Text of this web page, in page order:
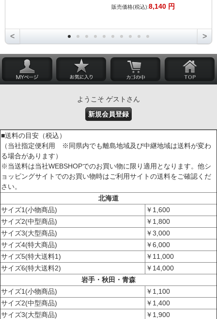
販売価格(税込):8,140 円
< >
ようこそ ゲストさん
新規会員登録
■送料の目安（税込）
（当社指定便利用 ※同県内でも離島地域及び中継地域は送料が変わ
る場合があります）
※当送料は当社WEBSHOPでのお買い物に限り適用となります。他シ
ョッピングサイトでのお買い物時はご利用サイトの送料をご確認くだ
さい。
北海道
サイズ1(小物商品)
￥1,600
サイズ2(中型商品)
￥1,800
サイズ3(大型商品)
￥3,000
サイズ4(特大商品)
￥6,000
サイズ5(特大送料1)
￥11,000
サイズ6(特大送料2)
￥14,000
岩手・秋田・青森
サイズ1(小物商品)
￥1,100
サイズ2(中型商品)
￥1,400
サイズ3(大型商品)
￥1,900